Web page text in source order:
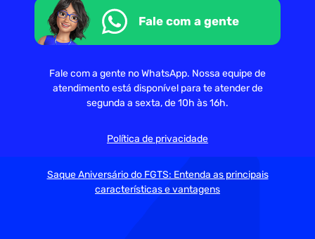
Fale com a gente
Fale com a gente no WhatsApp. Nossa equipe de
atendimento está disponível para te atender de
segunda a sexta, de 10h às 16h.
Política de privacidade
Saque Aniversário do FGTS: Entenda as principais
características e vantagens